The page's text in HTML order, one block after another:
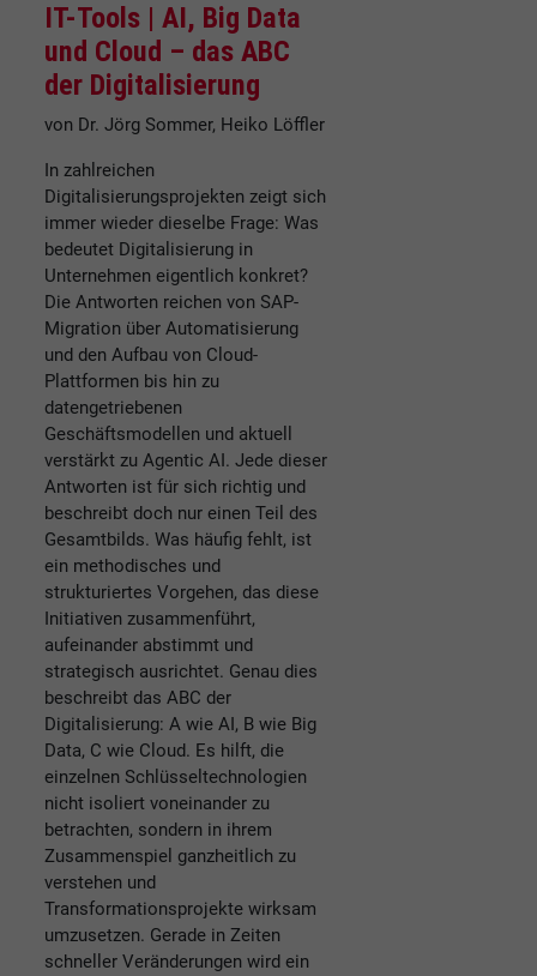
IT-Tools | AI, Big Data
und Cloud – das ABC
der Digitalisierung
von Dr. Jörg Sommer, Heiko Löffler
In zahlreichen
Digitalisierungsprojekten zeigt sich
immer wieder dieselbe Frage: Was
bedeutet Digitalisierung in
Unternehmen eigentlich konkret?
Die Antworten reichen von SAP-
Migration über Automatisierung
und den Aufbau von Cloud-
Plattformen bis hin zu
datengetriebenen
Geschäftsmodellen und aktuell
verstärkt zu Agentic AI. Jede dieser
Antworten ist für sich richtig und
beschreibt doch nur einen Teil des
Gesamtbilds. Was häufig fehlt, ist
ein methodisches und
strukturiertes Vorgehen, das diese
Initiativen zusammenführt,
aufeinander abstimmt und
strategisch ausrichtet. Genau dies
beschreibt das ABC der
Digitalisierung: A wie AI, B wie Big
Data, C wie Cloud. Es hilft, die
einzelnen Schlüsseltechnologien
nicht isoliert voneinander zu
betrachten, sondern in ihrem
Zusammenspiel ganzheitlich zu
verstehen und
Transformationsprojekte wirksam
umzusetzen. Gerade in Zeiten
schneller Veränderungen wird ein